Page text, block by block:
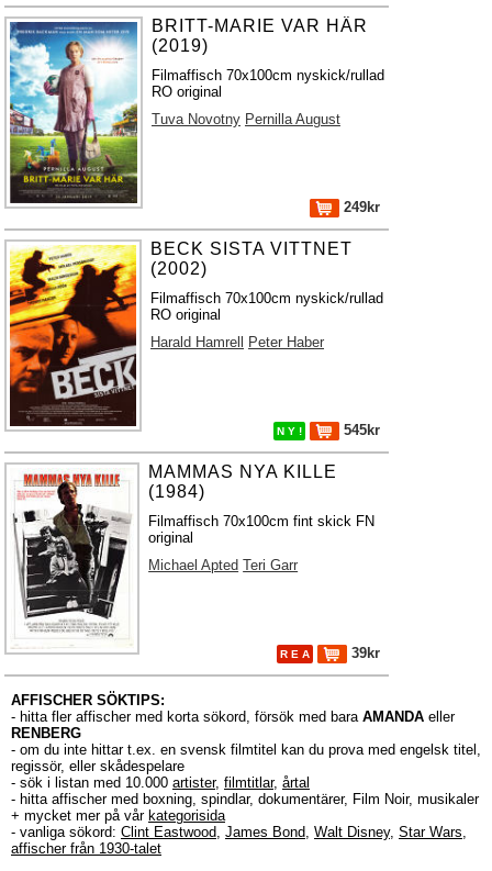
BRITT-MARIE VAR HÄR
(2019)
Filmaffisch 70x100cm nyskick/rullad
RO original
Tuva Novotny Pernilla August
249kr
BECK SISTA VITTNET
(2002)
Filmaffisch 70x100cm nyskick/rullad
RO original
Harald Hamrell
Peter Haber
N Y ! 545kr
MAMMAS NYA KILLE
(1984)
Filmaffisch 70x100cm fint skick FN
original
Michael Apted Teri Garr
R E A 39kr
AFFISCHER SÖKTIPS:
- hitta fler affischer med korta sökord, försök med bara AMANDA eller
RENBERG
- om du inte hittar t.ex. en svensk filmtitel kan du prova med engelsk titel,
regissör, eller skådespelare
- sök i listan med 10.000 artister, filmtitlar, årtal
- hitta affischer med boxning, spindlar, dokumentärer, Film Noir, musikaler
+ mycket mer på vår kategorisida
- vanliga sökord: Clint Eastwood, James Bond, Walt Disney, Star Wars,
affischer från 1930-talet